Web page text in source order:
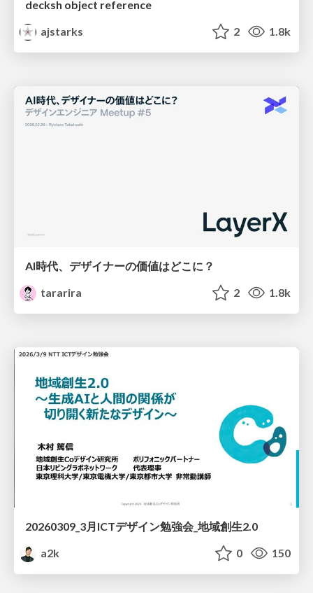
decksh object reference
ajstarks
2 1.8k
AI時代、デザイナーの価値はどこに？
tararira
2 1.8k
20260309_3月ICTデザイン勉強会_地域創生2.0
a2k
0 150